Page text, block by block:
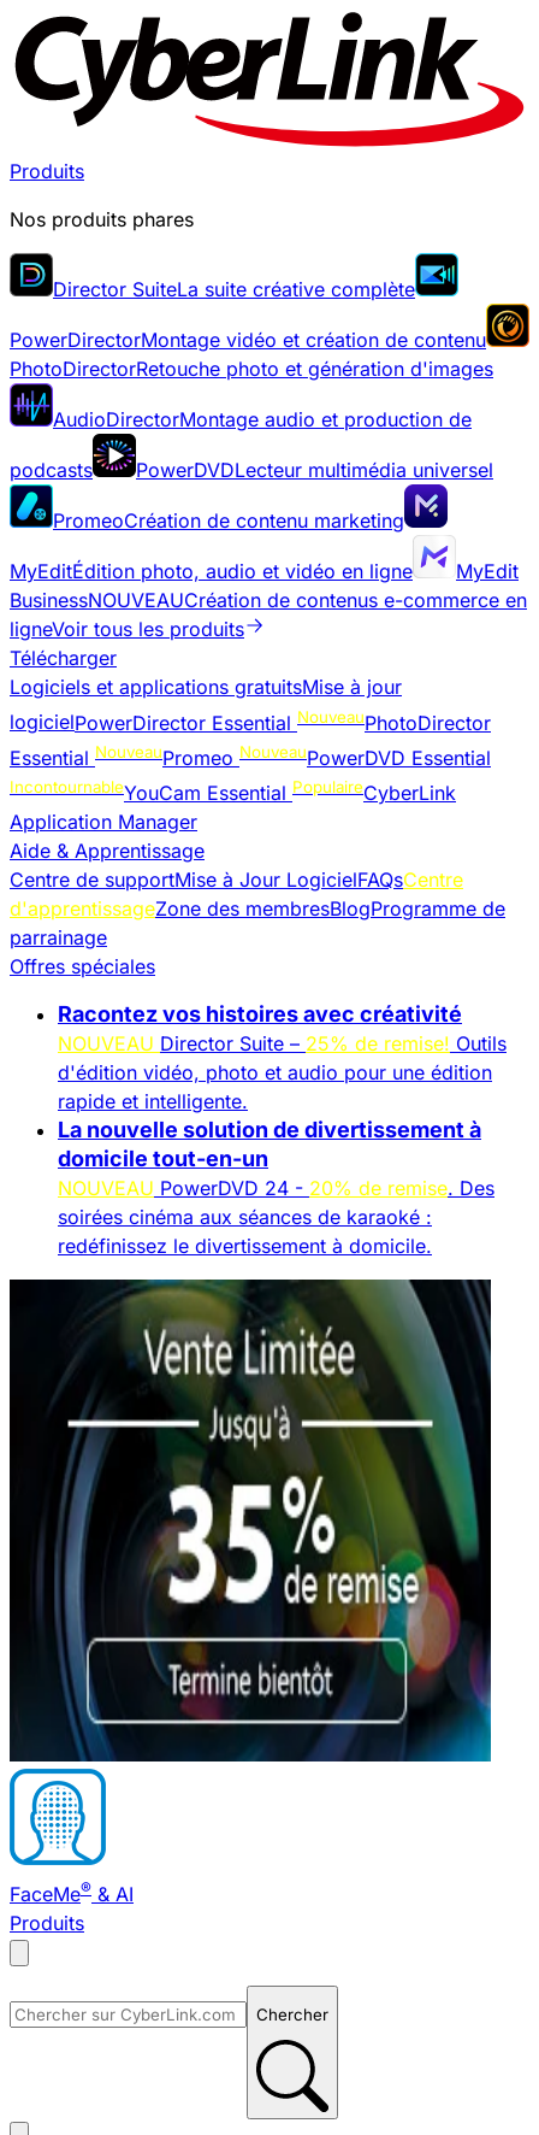
Produits
Nos produits phares
Director SuiteLa suite créative complète
PowerDirectorMontage vidéo et création de contenu
PhotoDirectorRetouche photo et génération d'images
AudioDirectorMontage audio et production de
podcasts PowerDVDLecteur multimédia universel
PromeoCréation de contenu marketing
MyEditÉdition photo, audio et vidéo en ligne
MyEdit
BusinessNOUVEAUCréation de contenus e-commerce en
ligneVoir tous les produits
Télécharger
Logiciels et applications gratuitsMise à jour
logicielPowerDirector Essential NouveauPhotoDirector
Essential NouveauPromeo NouveauPowerDVD Essential
IncontournableYouCam Essential PopulaireCyberLink
Application Manager
Aide & Apprentissage
Centre de supportMise à Jour LogicielFAQsCentre
d'apprentissageZone des membresBlogProgramme de
parrainage
Offres spéciales
Racontez vos histoires avec créativité
NOUVEAU Director Suite – 25% de remise! Outils
d'édition vidéo, photo et audio pour une édition
rapide et intelligente.
La nouvelle solution de divertissement à
domicile tout-en-un
NOUVEAU PowerDVD 24 - 20% de remise. Des
soirées cinéma aux séances de karaoké :
redéfinissez le divertissement à domicile.
FaceMe® & AI
Produits
Chercher